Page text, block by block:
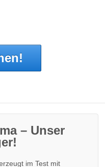
– Unser
im Test mit